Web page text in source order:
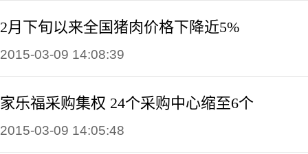
2月下旬以来全国猪肉价格下降近5%
2015-03-09 14:08:39
家乐福采购集权 24个采购中心缩至6个
2015-03-09 14:05:48